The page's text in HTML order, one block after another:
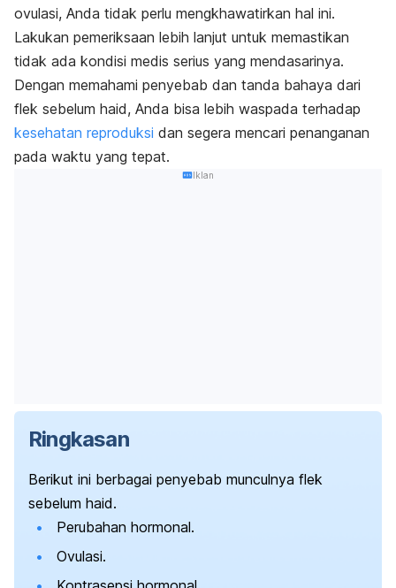
ovulasi, Anda tidak perlu mengkhawatirkan hal ini.
Lakukan pemeriksaan lebih lanjut untuk memastikan
tidak ada kondisi medis serius yang mendasarinya.
Dengan memahami penyebab dan tanda bahaya dari
flek sebelum haid, Anda bisa lebih waspada terhadap
kesehatan reproduksi dan segera mencari penanganan
pada waktu yang tepat.
Iklan
Ringkasan
Berikut ini berbagai penyebab munculnya flek
sebelum haid.
Perubahan hormonal.
Ovulasi.